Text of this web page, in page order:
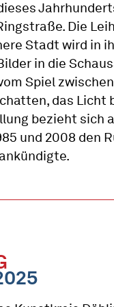
Die
Stadt wird in
in die
Spiel
das Licht
bezieht sich
und 2008 den